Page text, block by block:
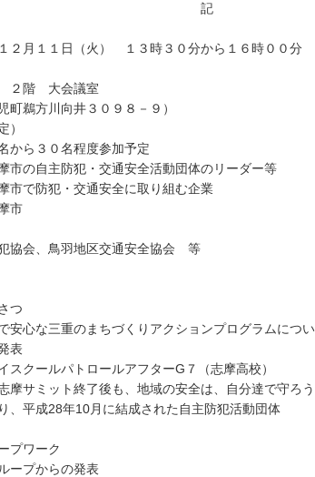
月１１日（火） １３時３０分から１６時００分
階 大会議室
鵜方川向井３０９８－９）
）
から３０名程度参加予定
市の自主防犯・交通安全活動団体のリーダー等
市で防犯・交通安全に取り組む企業
市
協会、鳥羽地区交通安全協会 等
つ
心な三重のまちづくりアクションプログラムにつ
表
ールパトロールアフターG７（志摩高校）
ット終了後も、地域の安全は、自分達で守ろう
28年10月に結成された自主防犯活動団体
ワーク
プからの発表